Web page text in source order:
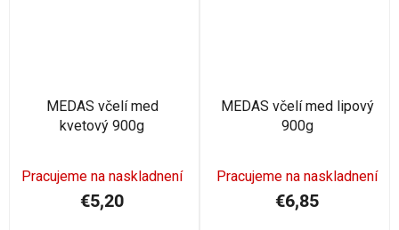
MEDAS včelí med
kvetový 900g
Pracujeme na naskladnení
€5,20
MEDAS včelí med lipový
900g
Pracujeme na naskladnení
€6,85